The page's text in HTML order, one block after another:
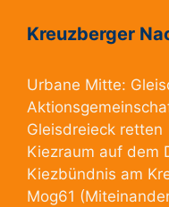
Kreuzberger
Urbane Mitte:
Gleisdreieck retten
Kiezraum auf dem
Kiezbündnis am
Mog61